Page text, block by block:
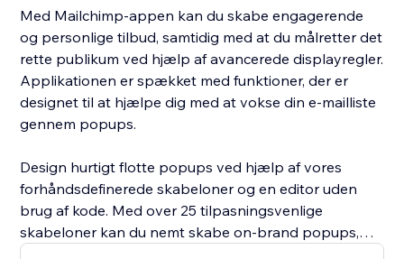
Med Mailchimp-appen kan du skabe engagerende
og personlige tilbud, samtidig med at du målretter det
rette publikum ved hjælp af avancerede displayregler.
Applikationen er spækket med funktioner, der er
designet til at hjælpe dig med at vokse din e-mailliste
gennem popups.
Design hurtigt flotte popups ved hjælp af vores
forhåndsdefinerede skabeloner og en editor uden
brug af kode. Med over 25 tilpasningsvenlige
skabeloner kan du nemt skabe on-brand popups,